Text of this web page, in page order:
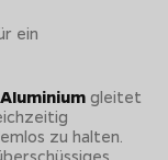
ein
gleitet
zu halten.